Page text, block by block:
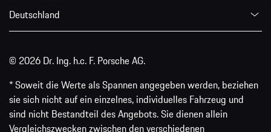
Deutschland
© 2026 Dr. Ing. h.c. F. Porsche AG.
* Soweit die Werte als Spannen angegeben werden, beziehen
sie sich nicht auf ein einzelnes, individuelles Fahrzeug und
sind nicht Bestandteil des Angebots. Sie dienen allein
Vergleichszwecken zwischen den verschiedenen